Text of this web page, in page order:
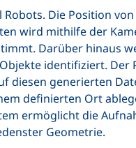
Robots. Die Position von
wird mithilfe der
Darüber hinaus
identifiziert. Der
diesen generierten
definierten Ort
ermöglicht die
Geometrie.